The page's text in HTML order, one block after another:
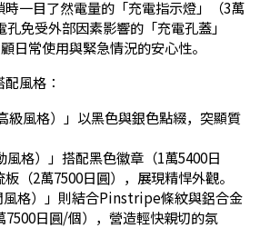
一目了然電量的「充電指示燈」（3萬
免受外部因素影響的「充電孔蓋」
日常使用與緊急情況的安心性。
風格：
級風格）」以黑色與銀色點綴，突顯質
格）」搭配黑色徽章（1萬5400日
（2萬7500日圓），展現精悍外觀。
風格）」則結合Pinstripe條紋與鋁合金
7500日圓/個），營造輕快親切的氛